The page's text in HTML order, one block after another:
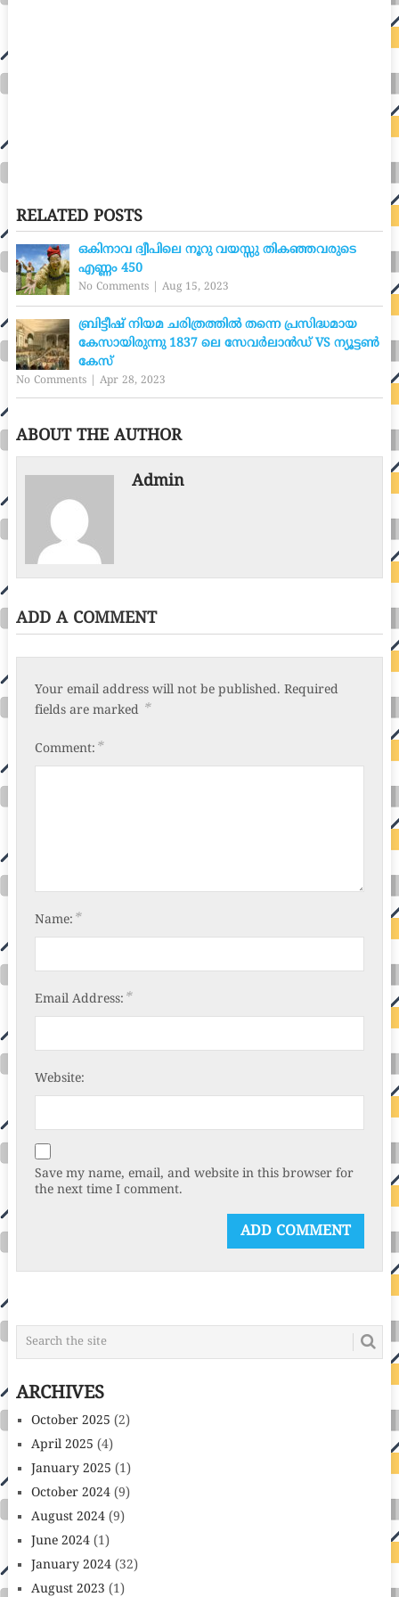
RELATED POSTS
ഒകിനാവ ദ്വീപിലെ നൂറു വയസ്സു തികഞ്ഞവരുടെ
എണ്ണം 450
No Comments| Aug 15, 2023
ബ്രിട്ടീഷ് നിയമ ചരിത്രത്തിൽ തന്നെ പ്രസിദ്ധമായ
കേസായിരുന്നു 1837 ലെ സേവർലാൻഡ് VS ന്യൂട്ടൺ
കേസ്
No Comments| Apr 28, 2023
ABOUT THE AUTHOR
Admin
ADD A COMMENT
Your email address will not be published. Required
fields are marked *
Comment: *
Name: *
Email Address: *
Website:
Save my name, email, and website in this browser for
the next time I comment.
ARCHIVES
October 2025 (2)
April 2025 (4)
January 2025 (1)
October 2024(9)
August 2024(9)
June 2024(1)
January 2024(32)
August 2023 (1)